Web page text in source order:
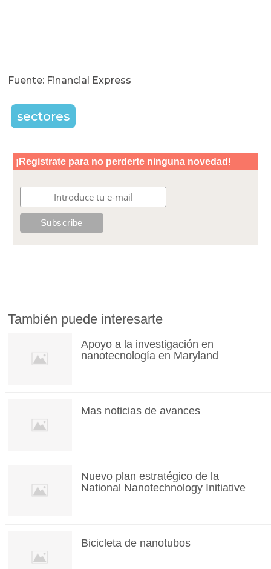
Fuente: Financial Express
sectores
También puede interesarte
Apoyo a la investigación en
nanotecnología en Maryland
Mas noticias de avances
Nuevo plan estratégico de la
National Nanotechnology Initiative
Bicicleta de nanotubos